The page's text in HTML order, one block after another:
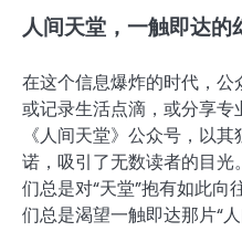
人间天堂，一触即达的
在这个信息爆炸的时代，
或记录生活点滴，或分享
《人间天堂》公众号，以
诺，吸引了无数读者的目
们总是对“天堂”抱有如此
们总是渴望一触即达那片“